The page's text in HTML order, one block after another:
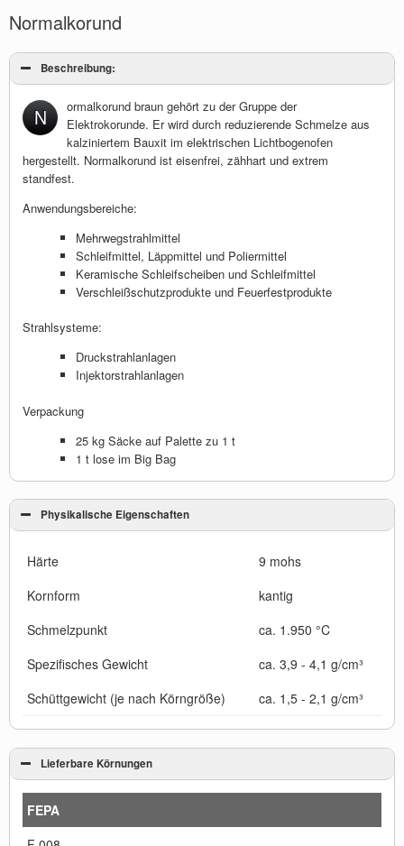
Normalkorund
Beschreibung:
N
ormalkorund braun gehört zu der Gruppe der
Elektrokorunde. Er wird durch reduzierende Schmelze aus
kalziniertem Bauxit im elektrischen Lichtbogenofen
hergestellt. Normalkorund ist eisenfrei, zähhart und extrem
standfest.
Anwendungsbereiche:
Mehrwegstrahlmittel
Schleifmittel, Läppmittel und Poliermittel
Keramische Schleifscheiben und Schleifmittel
Verschleißschutzprodukte und Feuerfestprodukte
Strahlsysteme:
Druckstrahlanlagen
Injektorstrahlanlagen
Verpackung
25 kg Säcke auf Palette zu 1 t
1 t lose im Big Bag
Physikalische Eigenschaften
Härte
9 mohs
Kornform
kantig
Schmelzpunkt
ca. 1.950 °C
Spezifisches Gewicht
ca. 3,9 - 4,1 g/cm³
Schüttgewicht (je nach Körngröße)
ca. 1,5 - 2,1 g/cm³
Lieferbare Körnungen
FEPA